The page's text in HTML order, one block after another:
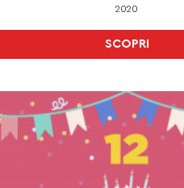
2020
SCOPRI